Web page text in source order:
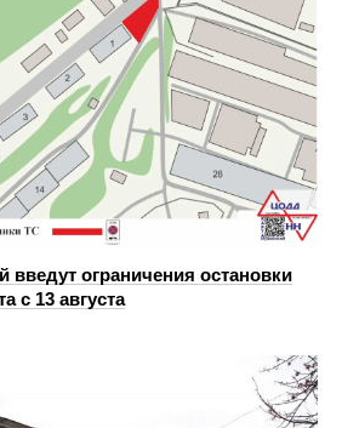
введут ограничения остановки
с 13 августа